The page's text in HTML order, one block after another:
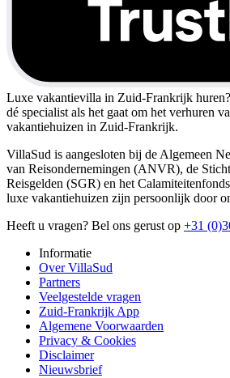
Luxe vakantievilla in Zuid-Frankrijk huren?
dé specialist als het gaat om het verhuren
vakantiehuizen in Zuid-Frankrijk.
VillaSud is aangesloten bij de Algemeen
van Reisondernemingen (ANVR), de
Reisgelden (SGR) en het
luxe vakantiehuizen zijn persoonlijk door
Heeft u vragen? Bel ons gerust op +31
Informatie
Over VillaSud
Partners
Veelgestelde vragen
Zuid-Frankrijk App
Algemene Voorwaarden
Privacy & Cookies
Disclaimer
Nieuwsbrief